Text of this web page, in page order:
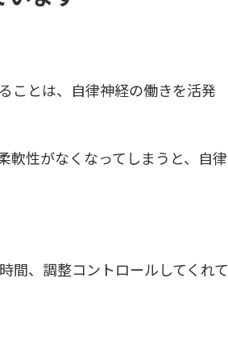
ことは、自律神経の働きを活発
軟性がなくなってしまうと、自律
間、調整コントロールしてくれて